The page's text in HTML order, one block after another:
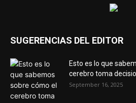
SUGERENCIAS DEL EDITOR
Esto es lo que
cerebro toma
September 16, 2025